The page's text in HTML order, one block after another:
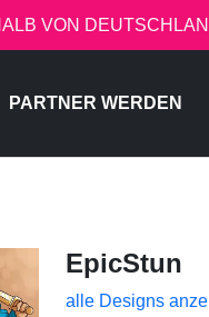
VON
PARTNER WERDEN
EpicStun
alle Designs